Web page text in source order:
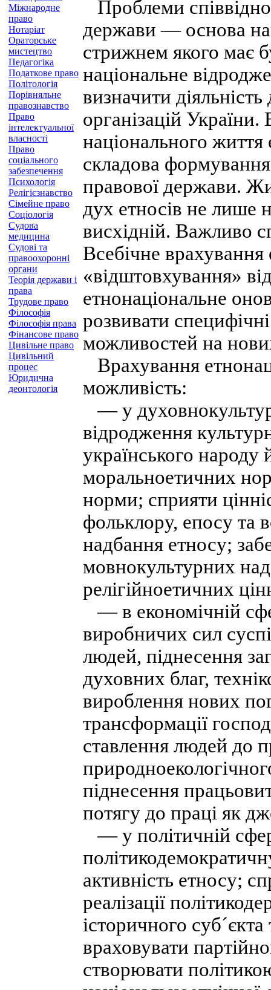
Міжнародне
право
Нотаріат
Ораторське
мистецтво
Педагогіка
Податкове право
Політологія
Порівняльне
правознавство
Право
інтелектуальної
власності
Право
соціального
забезпечення
Психологія
Релігієзнавство
Сімейне право
Соціологія
Судова
медицина
Судові та
правоохоронні
органи
Теорія держави і
права
Трудове право
Філософія
Філософія права
Фінансове право
Цивільне право
Цивільний
процес
Юридична
деонтологія
Проблеми
держави — основа
стрижнем якого має
національне
визначити
організацій
національного
складова
правової держави.
дух етносів не лише
висхідній. Важливо
Всебічне врахування
«відштовхування»
етнонаціональне
розвивати
можливостей на
Врахування
можливість:
— у
відродження
українського
моральноетичних
норми; сприяти
фольклору, епосу та
надбання етносу;
мовнокультурних
релігійноетичних
— в економічній
виробничих сил
людей, піднесення
духовних благ,
вироблення нових
трансформації
ставлення людей до
піднесення
потягу до праці як
— у політичній
активність етносу;
реалізації
історичного
враховувати
створювати